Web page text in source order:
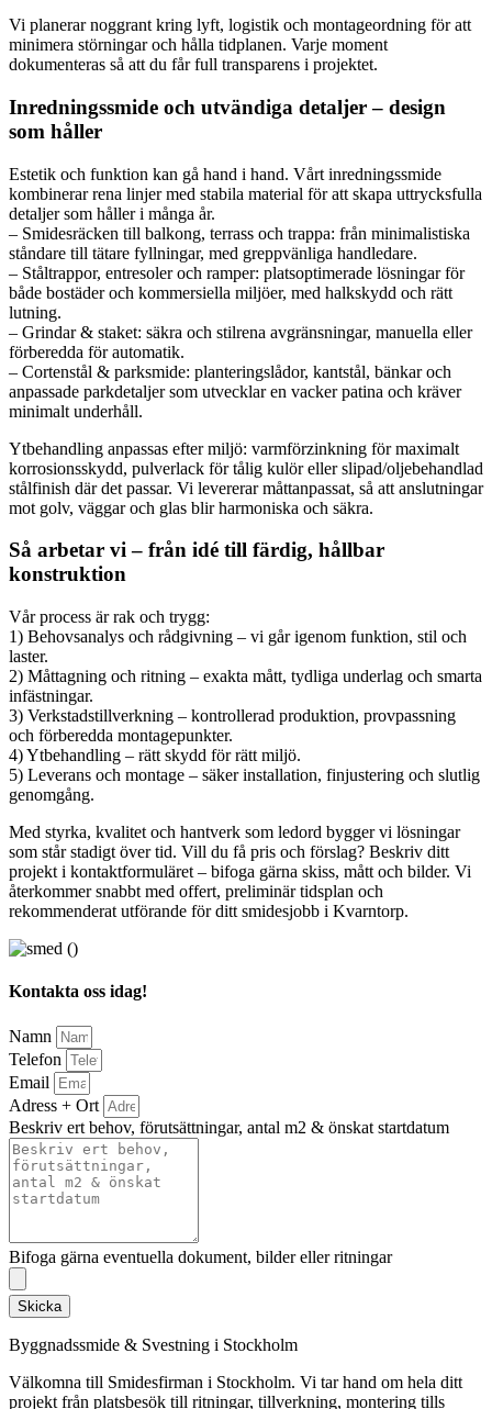
Vi planerar noggrant kring lyft, logistik och montageordning för att
minimera störningar och hålla tidplanen. Varje moment
dokumenteras så att du får full transparens i projektet.
Inredningssmide och utvändiga detaljer – design
som håller
Estetik och funktion kan gå hand i hand. Vårt inredningssmide
kombinerar rena linjer med stabila material för att skapa uttrycksfulla
detaljer som håller i många år.
– Smidesräcken till balkong, terrass och trappa: från minimalistiska
ståndare till tätare fyllningar, med greppvänliga handledare.
– Ståltrappor, entresoler och ramper: platsoptimerade lösningar för
både bostäder och kommersiella miljöer, med halkskydd och rätt
lutning.
– Grindar & staket: säkra och stilrena avgränsningar, manuella eller
förberedda för automatik.
– Cortenstål & parksmide: planteringslådor, kantstål, bänkar och
anpassade parkdetaljer som utvecklar en vacker patina och kräver
minimalt underhåll.
Ytbehandling anpassas efter miljö: varmförzinkning för maximalt
korrosionsskydd, pulverlack för tålig kulör eller slipad/oljebehandlad
stålfinish där det passar. Vi levererar måttanpassat, så att anslutningar
mot golv, väggar och glas blir harmoniska och säkra.
Så arbetar vi – från idé till färdig, hållbar
konstruktion
Vår process är rak och trygg:
1) Behovsanalys och rådgivning – vi går igenom funktion, stil och
laster.
2) Måttagning och ritning – exakta mått, tydliga underlag och smarta
infästningar.
3) Verkstadstillverkning – kontrollerad produktion, provpassning
och förberedda montagepunkter.
4) Ytbehandling – rätt skydd för rätt miljö.
5) Leverans och montage – säker installation, finjustering och slutlig
genomgång.
Med styrka, kvalitet och hantverk som ledord bygger vi lösningar
som står stadigt över tid. Vill du få pris och förslag? Beskriv ditt
projekt i kontaktformuläret – bifoga gärna skiss, mått och bilder. Vi
återkommer snabbt med offert, preliminär tidsplan och
rekommenderat utförande för ditt smidesjobb i Kvarntorp.
Kontakta oss idag!
Namn
Telefon
Email
Adress + Ort
Beskriv ert behov, förutsättningar, antal m2 & önskat startdatum
Bifoga gärna eventuella dokument, bilder eller ritningar
Skicka
Byggnadssmide & Svestning i Stockholm
Välkomna till Smidesfirman i Stockholm. Vi tar hand om hela ditt
projekt från platsbesök till ritningar, tillverkning, montering tills